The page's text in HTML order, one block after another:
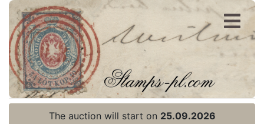
Register
Login
The auction will start on 25.09.2026